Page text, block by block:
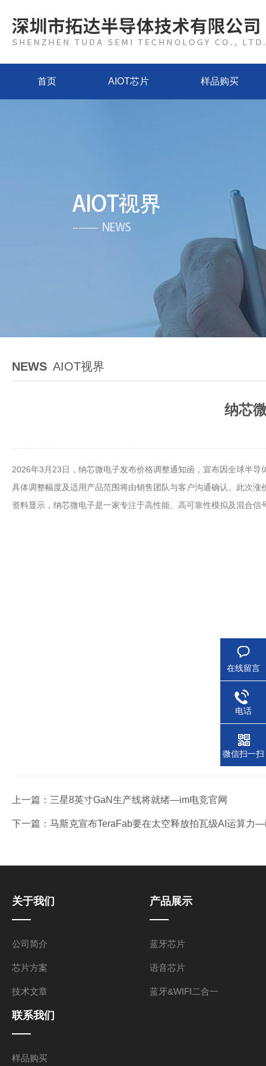
首页 AIOT芯片 样品购买
NEWS AIOT视界
纳芯
2026年3月23日，纳芯微电子发布价格调整通知函，宣布因全球半
具体调整幅度及适用产品范围将由销售团队与客户沟通确认。此次
资料显示，纳芯微电子是一家专注于高性能、高可靠性模拟及混合
上一篇： 三星8英寸GaN生产线将就绪—im电竞官网
下一篇： 马斯克宣布TeraFab要在太空释放拍瓦级AI运算力
关于我们
公司简介
芯片方案
技术文章
产品展示
蓝牙芯片
语音芯片
蓝牙&WIFI二合一
联系我们
样品购买
在线留言
电话
微信扫一扫